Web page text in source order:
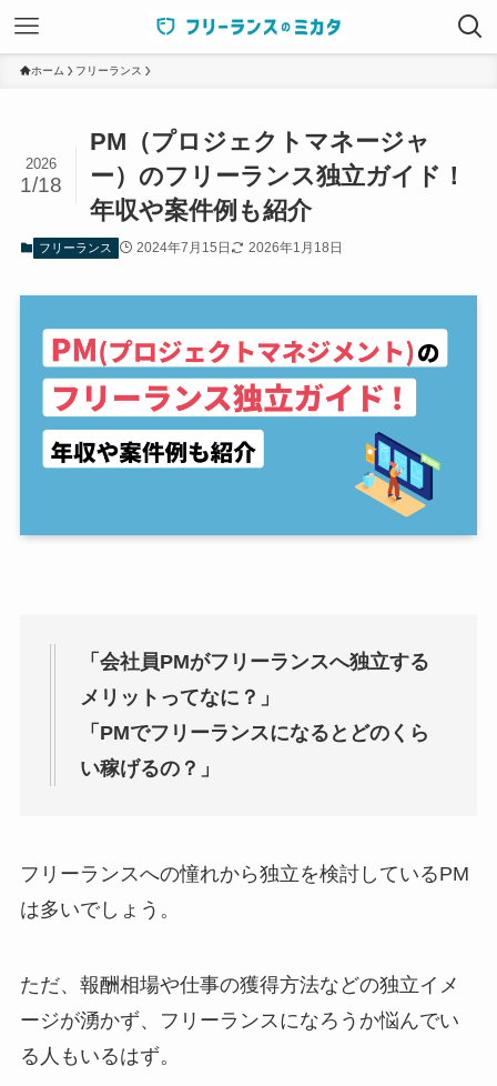
ホーム フリーランス
PM（プロジェクトマネージャ
ー）のフリーランス独立ガイド！
年収や案件例も紹介
2026
1/18
フリーランス 2024年7月15日 2026年1月18日
「会社員PMがフリーランスへ独立する
メリットってなに？」
「PMでフリーランスになるとどのくら
い稼げるの？」
フリーランスへの憧れから独立を検討しているPM
は多いでしょう。
ただ、報酬相場や仕事の獲得方法などの独立イメ
ージが湧かず、フリーランスになろうか悩んでい
る人もいるはず。